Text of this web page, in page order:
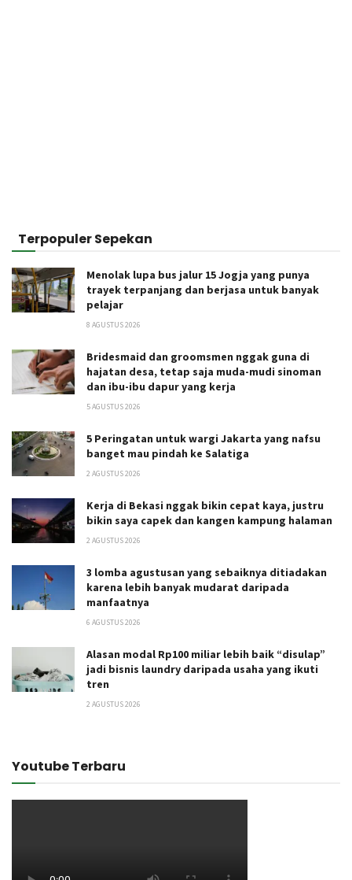
Terpopuler Sepekan
Menolak lupa bus jalur 15 Jogja yang punya
trayek terpanjang dan berjasa untuk banyak
pelajar
8 AGUSTUS 2026
Bridesmaid dan groomsmen nggak guna di
hajatan desa, tetap saja muda-mudi sinoman
dan ibu-ibu dapur yang kerja
5 AGUSTUS 2026
5 Peringatan untuk wargi Jakarta yang nafsu
banget mau pindah ke Salatiga
2 AGUSTUS 2026
Kerja di Bekasi nggak bikin cepat kaya, justru
bikin saya capek dan kangen kampung halaman
2 AGUSTUS 2026
3 lomba agustusan yang sebaiknya ditiadakan
karena lebih banyak mudarat daripada
manfaatnya
6 AGUSTUS 2026
Alasan modal Rp100 miliar lebih baik “disulap”
jadi bisnis laundry daripada usaha yang ikuti
tren
2 AGUSTUS 2026
Youtube Terbaru